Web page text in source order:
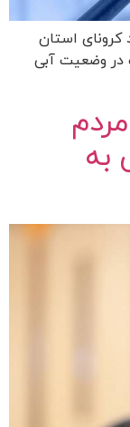
کرونای استان
اورامانات در وضعیت آبی
به